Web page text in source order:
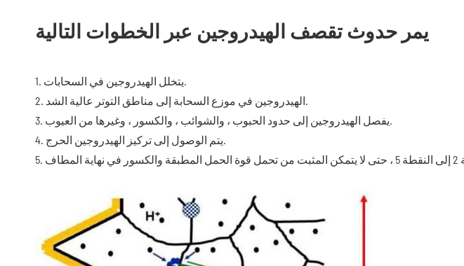
يمر حدوث تقصف الهيدروجين عبر الخطوات التالية
1. يتخلل الهيدروجين في السحابات.
2. الهيدروجين في موزع السحابة إلى مناطق التوتر عالية الشد.
3. يفصل الهيدروجين إلى حدود الحبوب ، والشوائب ، والكسور ، وغيرها من العيوب.
4. يتم الوصول إلى تركيز الهيدروجين الحرج.